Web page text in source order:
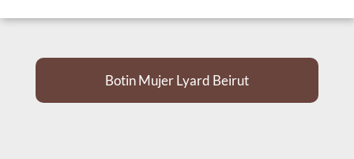
Botin Mujer Lyard Beirut